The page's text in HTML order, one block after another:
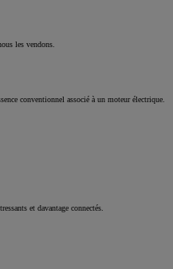
les vendons.
conventionnel associé à un moteur électrique.
et davantage connectés.